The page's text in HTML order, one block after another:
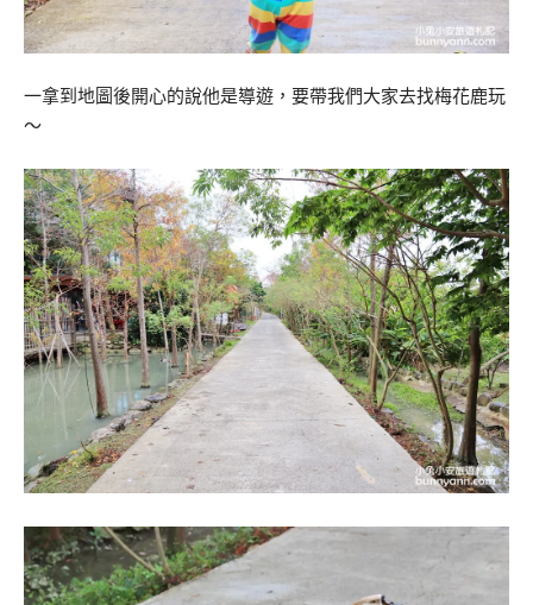
一拿到地圖後開心的說他是導遊，要帶我們大家去找梅花鹿玩
～